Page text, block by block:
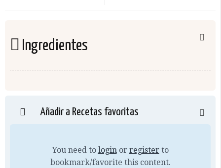
Ingredientes
Añadir a Recetas favoritas
You need to loginor registerto
bookmark/favorite this content.